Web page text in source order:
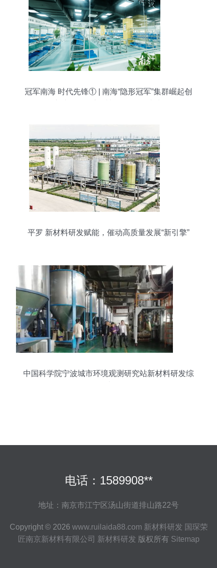
冠军南海 时代先锋① | 南海“隐形冠军”集群崛起创
平罗 新材料研发赋能，催动高质量发展“新引擎”
中国科学院宁波城市环境观测研究站新材料研发综
电话：1589908**
地址：南京市江宁区汤山街道排山路22号
Copyright © 2026 www.ruilaida88.com 新材料研发 国琛荣
匠南京新材料有限公司 新材料研发 版权所有 Sitemap